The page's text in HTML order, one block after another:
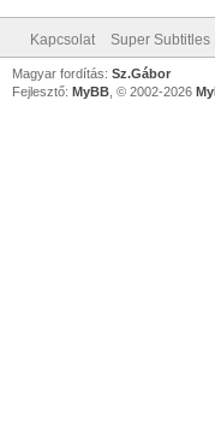
Kapcsolat Super Subtitles
Magyar fordítás: Sz.Gábor
Fejlesztő: MyBB , © 2002-2026